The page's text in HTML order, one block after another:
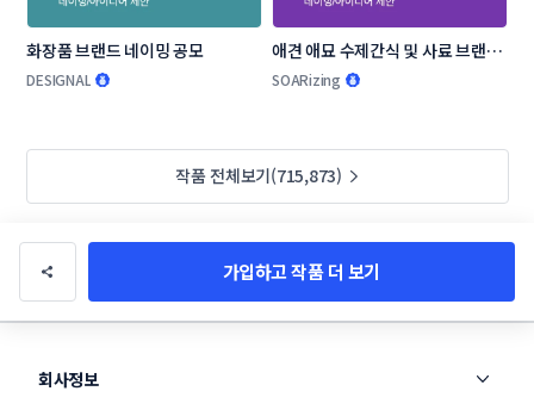
화장품 브랜드 네이밍 공모
DESIGNAL
애견 애묘 수제간식 및 사료 브랜드
작명부탁드립니다.
SOARizing
작품 전체보기(715,873)
가입하고 작품 더 보기
회사정보